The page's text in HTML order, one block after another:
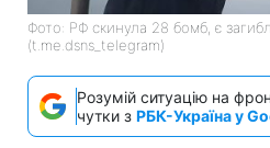
Фото: РФ скинула 28 бомб, є
(t.me.dsns_telegram)
Розумій ситуацію на
чутки з РБК-Україна у